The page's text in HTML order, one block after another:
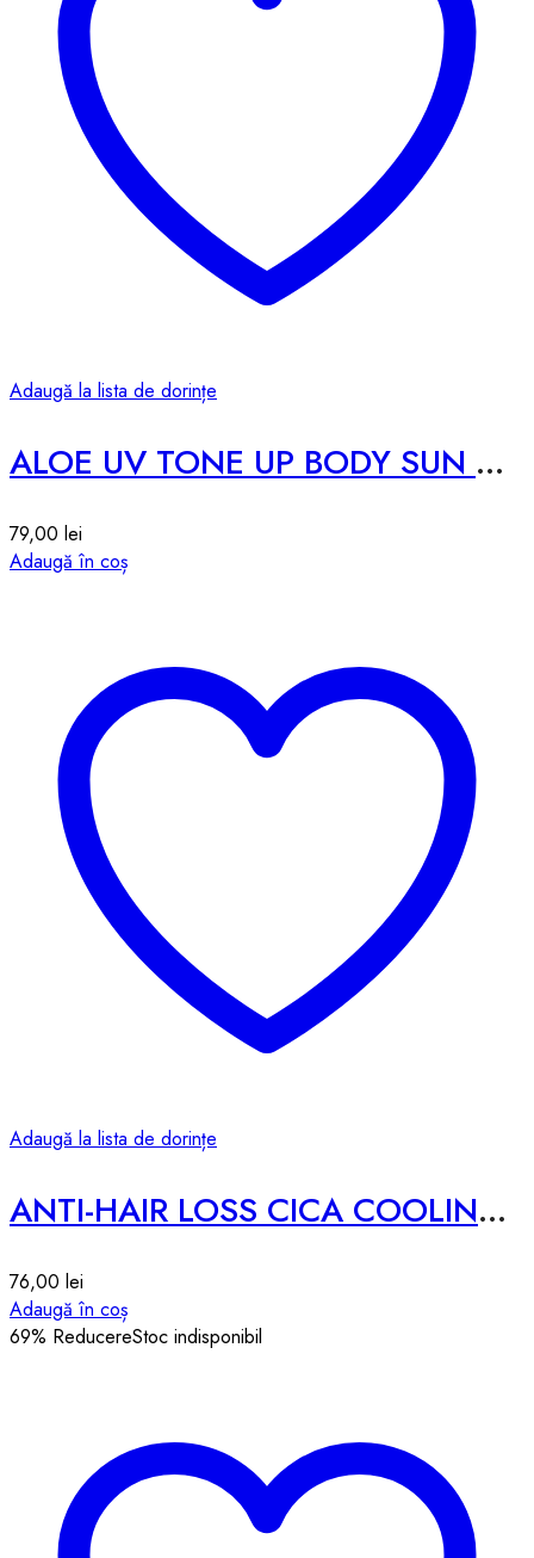
Adaugă la lista de dorințe
ALOE UV TONE UP BODY SUN CREAM
79,00 lei
Adaugă în coș
Adaugă la lista de dorințe
ANTI-HAIR LOSS CICA COOLING TONIC
76,00 lei
Adaugă în coș
69% ReducereStoc indisponibil